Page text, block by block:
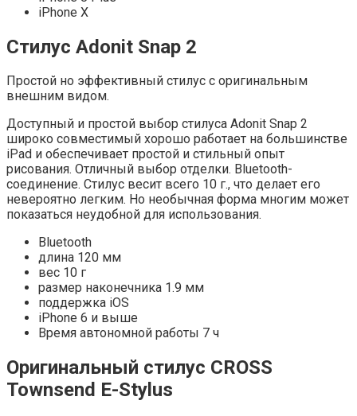
iPhone X
Стилус Adonit Snap 2
Простой но эффективный стилус с оригинальным
внешним видом.
Доступный и простой выбор стилуса Adonit Snap 2
широко совместимый хорошо работает на большинстве
iPad и обеспечивает простой и стильный опыт
рисования. Отличный выбор отделки. Bluetooth-
соединение. Стилус весит всего 10 г., что делает его
невероятно легким. Но необычная форма многим может
показаться неудобной для использования.
Bluetooth
длина 120 мм
вес 10 г
размер наконечника 1.9 мм
поддержка iOS
iPhone 6 и выше
Время автономной работы 7 ч
Оригинальный стилус CROSS
Townsend E-Stylus